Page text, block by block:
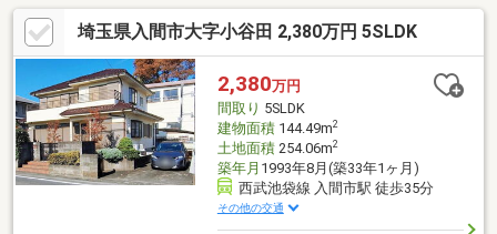
ホン交換◎1、2階トイレ交換◎給湯器交換当日のご見学予約も承
ります。お気軽に【TEL：0120-284-788】 までお電話下さい！■
詳しい資料のご請求・物件見学のご依頼はページ内の無料【資料
請求】・【見学予約する】ボタンよりお進みください。
埼玉県入間市大字小谷田 2,380万円 5SLDK
2,380万円
間取り 5SLDK
建物面積144.49m2
土地面積254.06m2
築年月 1993年8月(築33年1ヶ月)
西武池袋線 入間市駅 徒歩35分
その他の交通